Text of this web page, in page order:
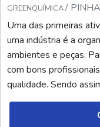
GREENQUÍMICA/
Uma das primeiras
uma indústria é a
ambientes e peças.
com bons
qualidade. Sendo
aquapan
composta por